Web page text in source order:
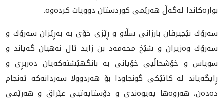
بواره‌كاندا له‌گه‌ڵ هه‌رێمى كوردستان دووپات كرده‌وه‌.
سه‌رۆك نێچیرڤان بارزانی سڵاو و ڕێزی خۆی به‌ به‌ڕێزان سه‌رۆك و
سه‌رۆك وه‌زیران و شێخ محه‌مه‌د بن زاید ئال نه‌هيان گه‌یاند و
سوپاس و خۆشحاڵیی خۆيانى به‌ بانگهێشته‌كه‌يان ده‌ربڕى و
ڕايگه‌ياند له‌ كاتێكی گونجاودا بۆ هه‌ردوولا سه‌ردانه‌كه‌ ئه‌نجام
ده‌ده‌ن، هه‌روه‌ها په‌یوه‌ندی و دۆستایه‌تیی عێراق و هه‌رێمی